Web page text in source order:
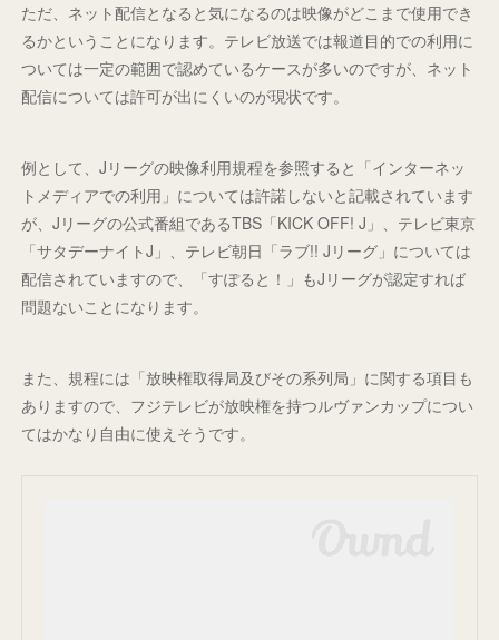
ただ、ネット配信となると気になるのは映像がどこまで使用でき
るかということになります。テレビ放送では報道目的での利用に
ついては一定の範囲で認めているケースが多いのですが、ネット
配信については許可が出にくいのが現状です。
例として、Jリーグの映像利用規程を参照すると「インターネッ
トメディアでの利用」については許諾しないと記載されています
が、Jリーグの公式番組であるTBS「KICK OFF! J」、テレビ東京
「サタデーナイトJ」、テレビ朝日「ラブ!! Jリーグ」については
配信されていますので、「すぽると！」もJリーグが認定すれば
問題ないことになります。
また、規程には「放映権取得局及びその系列局」に関する項目も
ありますので、フジテレビが放映権を持つルヴァンカップについ
てはかなり自由に使えそうです。